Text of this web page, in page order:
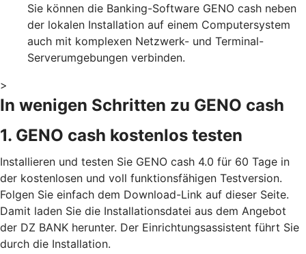
Sie können die Banking-Software GENO cash neben
der lokalen Installation auf einem Computersystem
auch mit komplexen Netzwerk- und Terminal-
Serverumgebungen verbinden.
>
In wenigen Schritten zu GENO cash
1. GENO cash kostenlos testen
Installieren und testen Sie GENO cash 4.0 für 60 Tage in
der kostenlosen und voll funktionsfähigen Testversion.
Folgen Sie einfach dem Download-Link auf dieser Seite.
Damit laden Sie die Installationsdatei aus dem Angebot
der DZ BANK herunter. Der Einrichtungsassistent führt Sie
durch die Installation.